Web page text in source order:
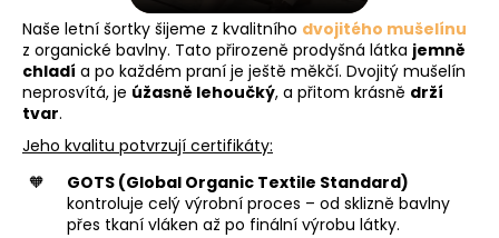
Naše letní šortky šijeme z kvalitního dvojitého mušelínu
z organické bavlny. Tato přirozeně prodyšná látka jemně
chladí a po každém praní je ještě měkčí. Dvojitý mušelín
neprosvítá, je úžasně lehoučký, a přitom krásně drží
tvar.
Jeho kvalitu potvrzují certifikáty:
GOTS (Global Organic Textile Standard)
kontroluje celý výrobní proces – od sklizně bavlny
přes tkaní vláken až po finální výrobu látky.